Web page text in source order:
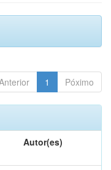
1 Póximo
Autor(es)